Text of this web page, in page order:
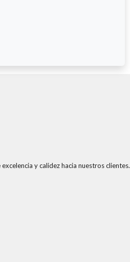
y calidez hacia nuestros clientes.